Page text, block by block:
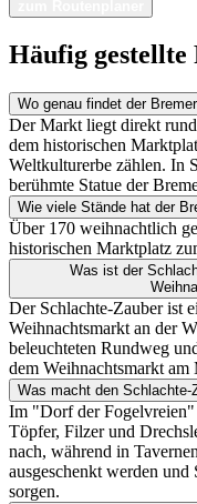
Häufig gestellte
Wo genau findet der
Der Markt liegt direkt
dem historischen
Weltkulturerbe zählen. In
berühmte Statue der
Wie viele Stände hat der
Über 170 weihnachtlich
historischen Marktplatz
Was ist der
Der Schlachte-Zauber ist
Weihnachtsmarkt an der
beleuchteten Rundweg
dem Weihnachtsmarkt
Was macht den
Im "Dorf der
Töpfer, Filzer und
nach, während in
ausgeschenkt werden
sorgen.